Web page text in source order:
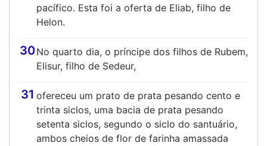
pacífico. Esta foi a oferta de Eliab, filho de
Helon.
30No quarto dia, o príncipe dos filhos de Rubem,
Elisur, filho de Sedeur,
31 ofereceu um prato de prata pesando cento e
trinta siclos, uma bacia de prata pesando
setenta siclos, segundo o siclo do santuário,
ambos cheios de flor de farinha amassada